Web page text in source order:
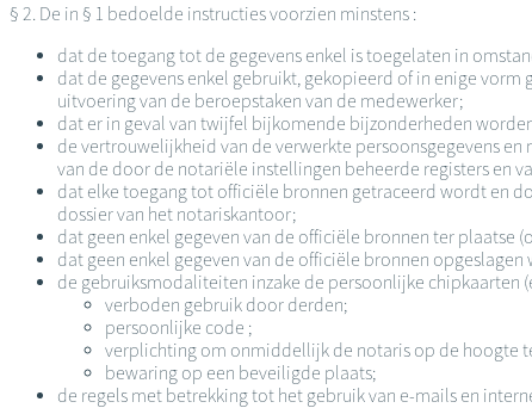
§ 2. De in § 1 bedoelde instructies voorzien minstens :
dat de toegang tot de gegevens enkel is toegelaten in
dat de gegevens enkel gebruikt, gekopieerd of in enige
uitvoering van de beroepstaken van de medewerker;
dat er in geval van twijfel bijkomende bijzonderheden
de vertrouwelijkheid van de verwerkte persoonsgegevens en
van de door de notariële instellingen beheerde registers en
dat elke toegang tot officiële bronnen getraceerd wordt en
dossier van het notariskantoor;
dat geen enkel gegeven van de officiële bronnen ter
dat geen enkel gegeven van de officiële bronnen
de gebruiksmodaliteiten inzake de persoonlijke chipkaarten
verboden gebruik door derden;
persoonlijke code ;
verplichting om onmiddellijk de notaris op de hoogte
bewaring op een beveiligde plaats;
de regels met betrekking tot het gebruik van e-mails en